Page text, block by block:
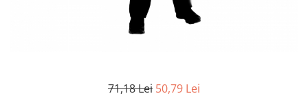
SPORTURI DE ECHIPA71,18 Lei 50,79 Lei